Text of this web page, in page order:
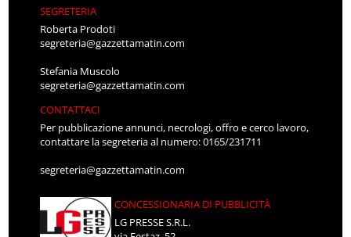
SEGRETERIA
Roberta Prodoti
segreteria@gazzettamatin.com
Stefania Muscolo
segreteria@gazzettamatin.com
CONTATTACI
Per pubblicazione annunci, necrologi, offro e cerco lavoro,
contattare la segreteria al numero: 0165/231711
segreteria@gazzettamatin.com
CONCESSIONARIA DI PUBBLICITÀ
LG PRESSE S.R.L.